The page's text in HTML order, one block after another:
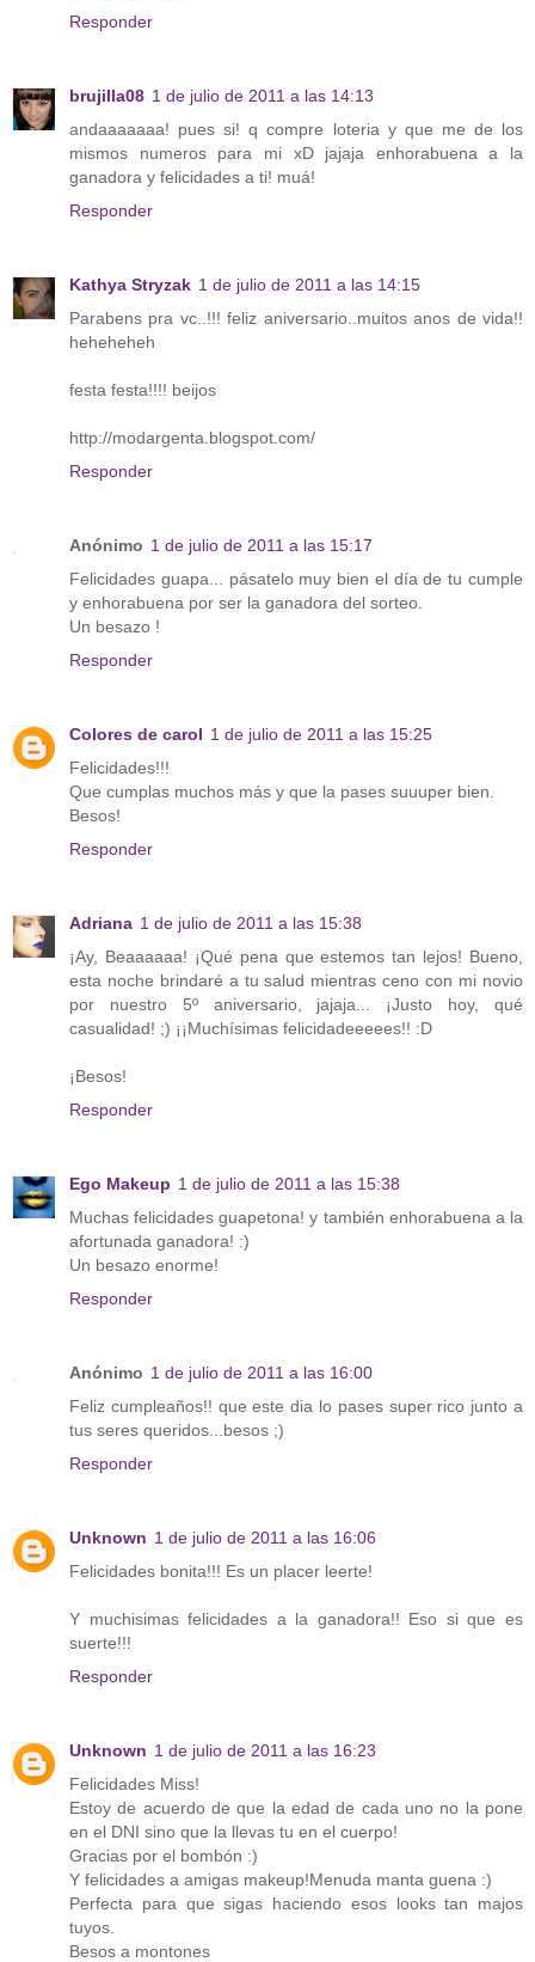
Responder
brujilla08 1 de julio de 2011 a las 14:13
andaaaaaaa! pues si! q compre loteria y que me de los
mismos numeros para mi xD jajaja enhorabuena a la
ganadora y felicidades a ti! muá!
Responder
Kathya Stryzak 1 de julio de 2011 a las 14:15
Parabens pra vc..!!! feliz aniversario..muitos anos de vida!!
heheheheh
festa festa!!!! beijos
http://modargenta.blogspot.com/
Responder
Anónimo 1 de julio de 2011 a las 15:17
Felicidades guapa... pásatelo muy bien el día de tu cumple
y enhorabuena por ser la ganadora del sorteo.
Un besazo !
Responder
Colores de carol 1 de julio de 2011 a las 15:25
Felicidades!!!
Que cumplas muchos más y que la pases suuuper bien.
Besos!
Responder
Adriana 1 de julio de 2011 a las 15:38
¡Ay, Beaaaaaa! ¡Qué pena que estemos tan lejos! Bueno,
esta noche brindaré a tu salud mientras ceno con mi novio
por nuestro 5º aniversario, jajaja... ¡Justo hoy, qué
casualidad! ;) ¡¡Muchísimas felicidadeeeees!! :D
¡Besos!
Responder
Ego Makeup 1 de julio de 2011 a las 15:38
Muchas felicidades guapetona! y también enhorabuena a la
afortunada ganadora! :)
Un besazo enorme!
Responder
Anónimo 1 de julio de 2011 a las 16:00
Feliz cumpleaños!! que este dia lo pases super rico junto a
tus seres queridos...besos ;)
Responder
Unknown 1 de julio de 2011 a las 16:06
Felicidades bonita!!! Es un placer leerte!
Y muchisimas felicidades a la ganadora!! Eso si que es
suerte!!!
Responder
Unknown 1 de julio de 2011 a las 16:23
Felicidades Miss!
Estoy de acuerdo de que la edad de cada uno no la pone
en el DNI sino que la llevas tu en el cuerpo!
Gracias por el bombón :)
Y felicidades a amigas makeup!Menuda manta guena :)
Perfecta para que sigas haciendo esos looks tan majos
tuyos.
Besos a montones